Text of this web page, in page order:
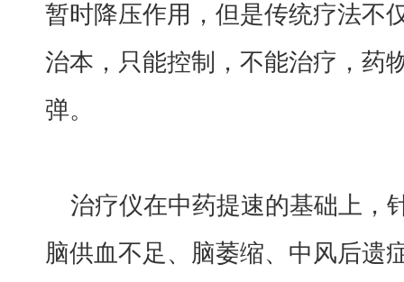
暂时降压作用，但是传统疗法不
治本，只能控制，不能治疗，药
弹。
治疗仪在中药提速的基础上，
脑供血不足、脑萎缩、中风后遗